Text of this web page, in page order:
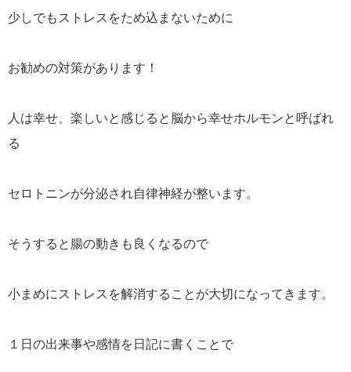
少しでもストレスをため込まないために
お勧めの対策があります！
人は幸せ、楽しいと感じると脳から幸せホルモンと呼ばれ
る
セロトニンが分泌され自律神経が整います。
そうすると腸の動きも良くなるので
小まめにストレスを解消することが大切になってきます。
１日の出来事や感情を日記に書くことで